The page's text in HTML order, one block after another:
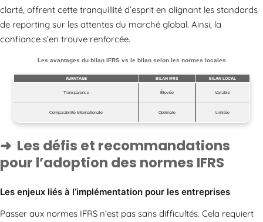
clarté, offrent cette tranquillité d’esprit en alignant les standards
de reporting sur les attentes du marché global. Ainsi, la
confiance s’en trouve renforcée.
Les avantages du bilan IFRS vs le bilan selon les normes locales
AVANTAGE BILAN IFRS BILAN LOCAL
Transparence Élevée Variable
Comparabilité Internationale Optimale Limitée
Les défis et recommandations
pour l’adoption des normes IFRS
Les enjeux liés à l’implémentation pour les entreprises
Passer aux normes IFRS n’est pas sans difficultés. Cela requiert